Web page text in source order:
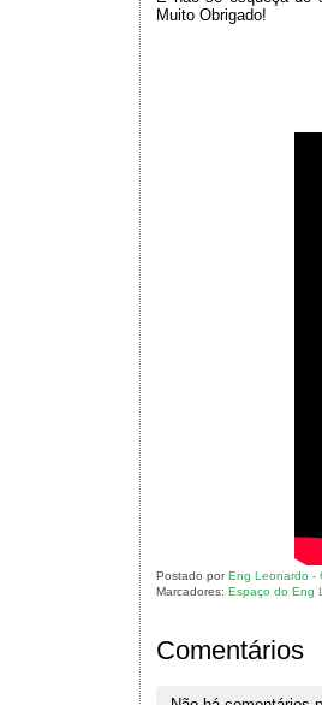
Muito Obrigado!
Postado porEng Leonardo -
Marcadores:Espaço do Eng
Comentários